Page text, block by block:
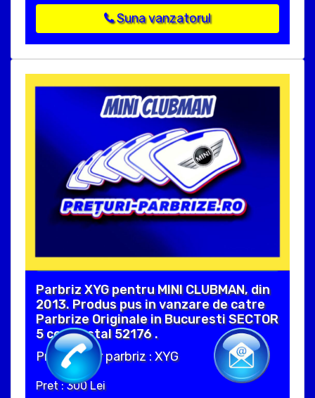
Suna vanzatorul
Parbriz XYG pentru MINI CLUBMAN, din
2013. Produs pus in vanzare de catre
Parbrize Originale in Bucuresti SECTOR
5 cod postal 52176 .
Producator parbriz : XYG
Pret : 300 Lei